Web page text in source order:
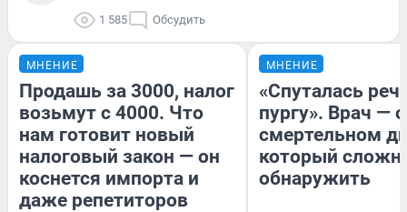
1 585 Обсудить
МНЕНИЕ
Продашь за 3000, налог
возьмут с 4000. Что
нам готовит новый
налоговый закон — он
коснется импорта и
даже репетиторов
МНЕНИЕ
«Спуталась
пургу». Врач — о
смертельном
который
обнаружить